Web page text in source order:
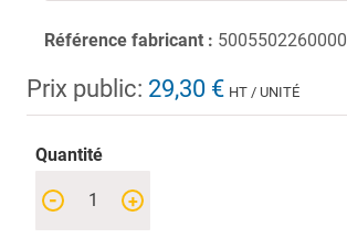
Référence fabricant : 5005502260000
Prix public: 29,30 € HT / UNITÉ
Quantité
+
-